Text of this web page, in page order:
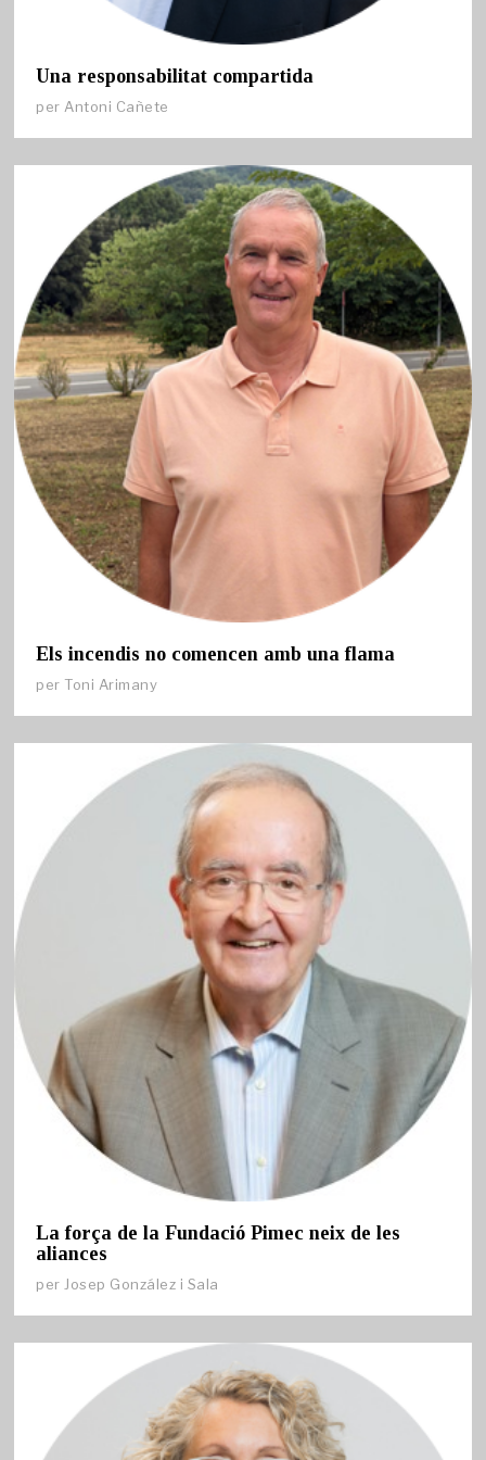
Una responsabilitat compartida
per Antoni Cañete
Els incendis no comencen amb una flama
per Toni Arimany
La força de la Fundació Pimec neix de les
aliances
per Josep González i Sala